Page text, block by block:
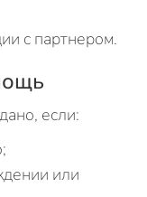
с партнером.
если:
или